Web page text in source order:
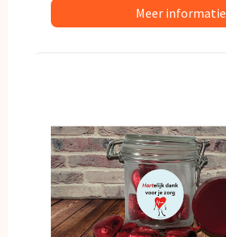
Meer informatie